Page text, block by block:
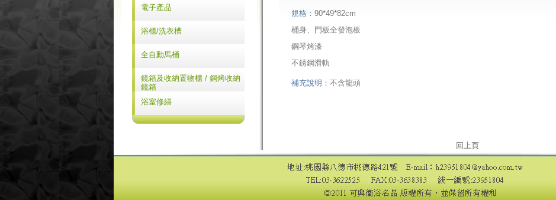
淋浴拉門
電子產品
阿拉斯加
ROCA
浴櫃/洗衣槽
浴櫃
全自動馬桶
ROCA
SANIWISE
鏡箱及收納置物櫃 / 鋼烤收納
鏡箱
鋼烤收納鏡箱
鋼烤浴鏡
浴室修繕
浴室修繕中心
規格： 90*49*82cm
桶身、門板全發泡板
鋼琴烤漆
不銹鋼滑軌
補充說明： 不含龍頭
回上頁